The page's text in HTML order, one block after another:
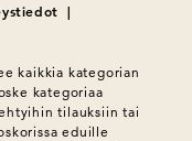
|
kaikkia kategorian
kategoriaa
tilauksiin tai
eduille